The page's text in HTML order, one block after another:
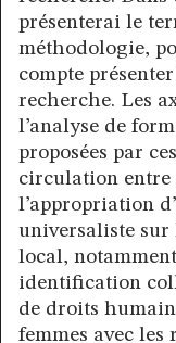
présenterai le
méthodologie,
compte
recherche. Les
l’analyse de
proposées par
circulation entre
l’appropriation
universaliste
local,
identification
de droits
femmes avec